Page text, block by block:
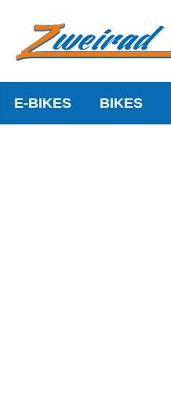
E-BIKES BIKES